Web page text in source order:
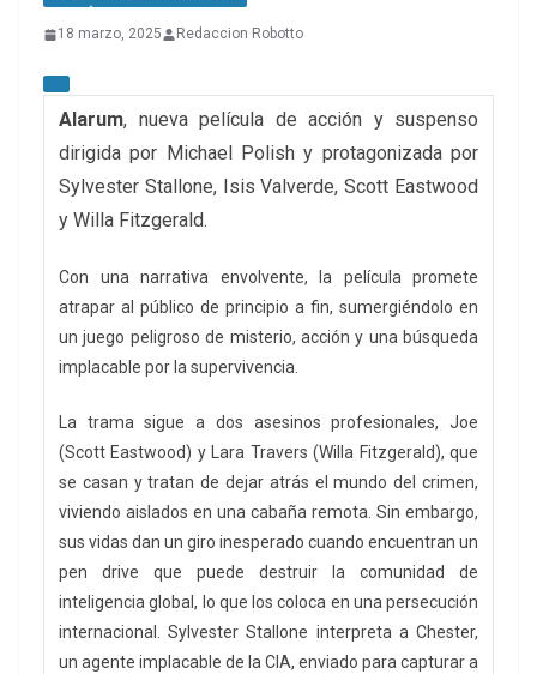
18 marzo, 2025 Redaccion Robotto
Alarum, nueva película de acción y suspenso
dirigida por Michael Polish y protagonizada por
Sylvester Stallone, Isis Valverde, Scott Eastwood
y Willa Fitzgerald.
Con una narrativa envolvente, la película promete
atrapar al público de principio a fin, sumergiéndolo en
un juego peligroso de misterio, acción y una búsqueda
implacable por la supervivencia.
La trama sigue a dos asesinos profesionales, Joe
(Scott Eastwood) y Lara Travers (Willa Fitzgerald), que
se casan y tratan de dejar atrás el mundo del crimen,
viviendo aislados en una cabaña remota. Sin embargo,
sus vidas dan un giro inesperado cuando encuentran un
pen drive que puede destruir la comunidad de
inteligencia global, lo que los coloca en una persecución
internacional. Sylvester Stallone interpreta a Chester,
un agente implacable de la CIA, enviado para capturar a